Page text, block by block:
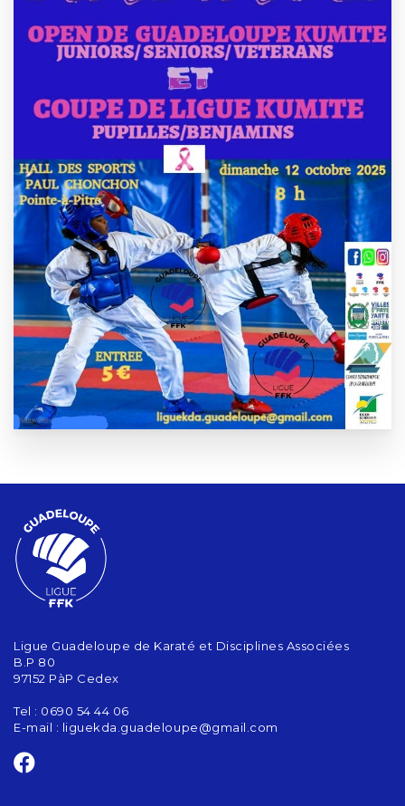
Ligue Guadeloupe de Karaté et Disciplines Associées
B.P 80
97152 PàP Cedex
Tel : 0690 54 44 06
E-mail : liguekda.guadeloupe@gmail.com